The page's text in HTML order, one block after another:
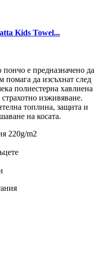
Kids Towel...
е предназначено да
да изсъхнат след
полиестерна хавлиена
изживяване.
топлина, защита и
на косата.
220g/m2